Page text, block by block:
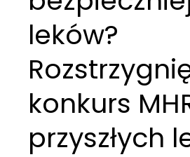
leków?
konkurs
przyszłych